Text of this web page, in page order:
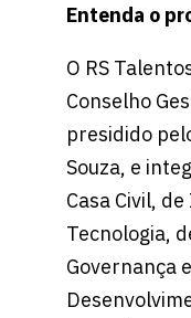
Entenda o
O RS
Conselho
presidido
Souza, e
Casa Civil,
Tecnologia,
Governança